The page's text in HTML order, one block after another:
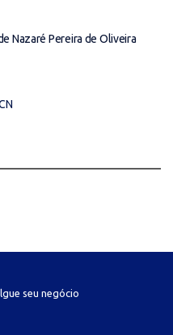
Nazaré Pereira de Oliveira
seu negócio